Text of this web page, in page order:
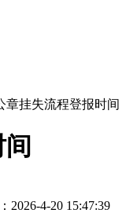
章挂失流程登报时间
2026-4-20 15:47:39